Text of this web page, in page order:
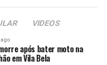
duas vítimas.
VIDEOS
após bater moto na
em Vila Bela